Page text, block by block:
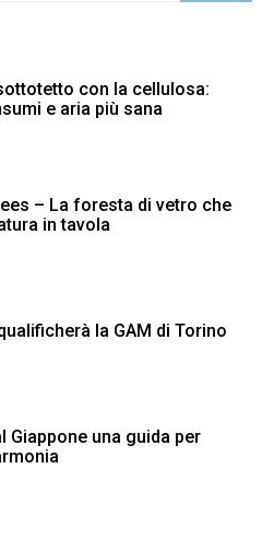
con la cellulosa:
e aria più sana
– La foresta di vetro che
in tavola
la GAM di Torino
Giappone una guida per